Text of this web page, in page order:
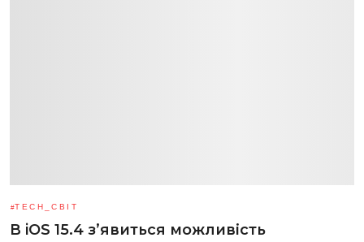
TECH_СВІТ
В iOS 15.4 з’явиться можливість